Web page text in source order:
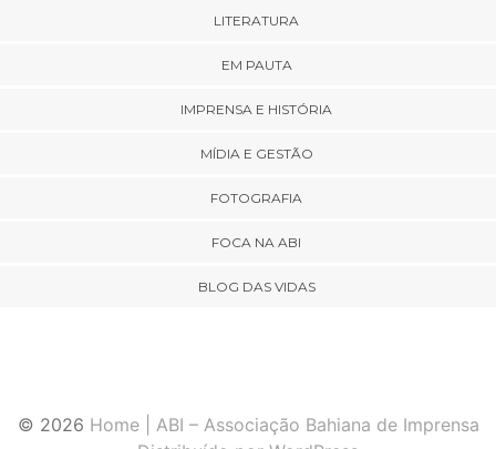
LITERATURA
EM PAUTA
IMPRENSA E HISTÓRIA
MÍDIA E GESTÃO
FOTOGRAFIA
FOCA NA ABI
BLOG DAS VIDAS
© 2026 Home | ABI – Associação Bahiana de Imprensa